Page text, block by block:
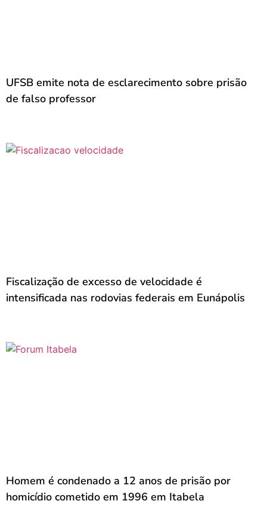
UFSB emite nota de esclarecimento sobre prisão
de falso professor
Fiscalização de excesso de velocidade é
intensificada nas rodovias federais em Eunápolis
Homem é condenado a 12 anos de prisão por
homicídio cometido em 1996 em Itabela